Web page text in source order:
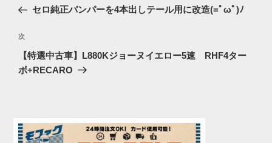
ナ
ビ
ゲ
ー
去
投
稿
セロ純正バンパーを4本出しテール用に改造(=ﾟωﾟ)ﾉ
次
の
投
次
【特選中古車】L880Kジョーヌイエロー5速 RHF4ター
ボ+RECARO